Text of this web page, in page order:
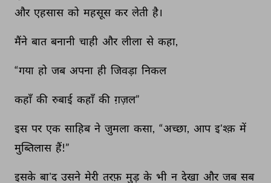
और एहसास को महसूस कर लेती है।
मैंने बात बनानी चाही और लीला से कहा,
“गया हो जब अपना ही जिवड़ा निकल
कहाँ की रुबाई कहाँ की ग़ज़ल”
इस पर एक साहिब ने जुमला कसा, “अच्छा, आप इ'श्क़ में
मुब्तिलास हैं!”
इसके बा'द उसने मेरी तरफ़ मुड़ के भी न देखा और जब सब